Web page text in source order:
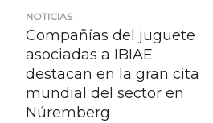
NOTICIAS
Compañías del juguete
asociadas a IBIAE
destacan en la gran cita
mundial del sector en
Núremberg